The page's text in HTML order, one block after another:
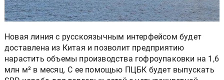
Новая линия с русскоязычным интерфейсом будет
доставлена из Китая и позволит предприятию
нарастить объемы производства гофроупаковки на 1,6
млн м² в месяц. С ее помощью ПЦБК будет выпускать